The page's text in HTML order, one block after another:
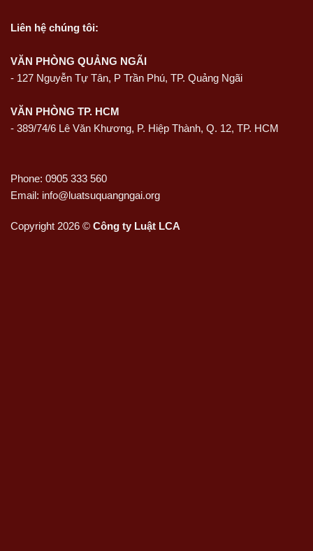
Liên hệ chúng tôi:
VĂN PHÒNG QUẢNG NGÃI
- 127 Nguyễn Tự Tân, P Trần Phú, TP. Quảng Ngãi
VĂN PHÒNG TP. HCM
- 389/74/6 Lê Văn Khương, P. Hiệp Thành, Q. 12, TP. HCM
Phone: 0905 333 560
Email: info@luatsuquangngai.org
Copyright 2026 © Công ty Luật LCA